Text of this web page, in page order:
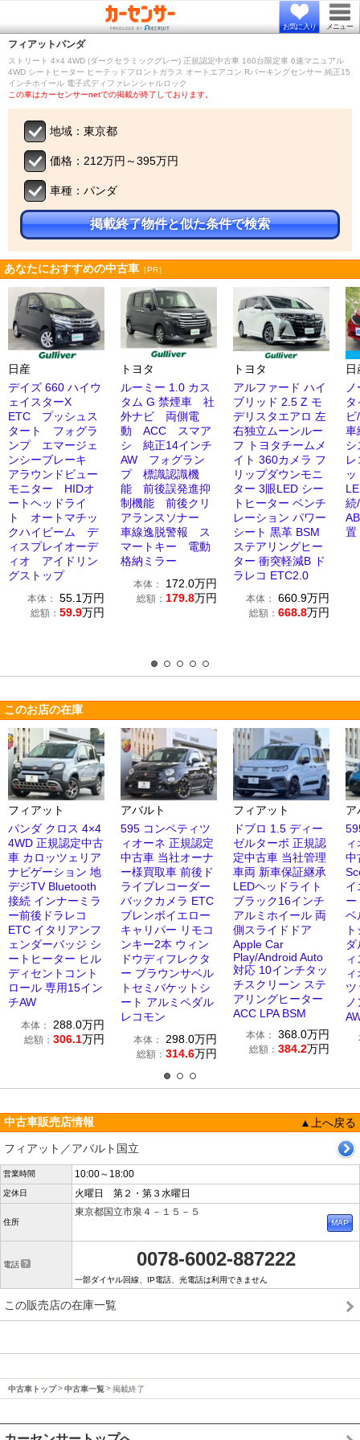
お気に入り メニュー
フィアットパンダ
ストリート 4×4 4WD (ダークセラミックグレー) 正規認定中古車 160台限定車 6速マニュアル
4WD シートヒーター ヒーテッドフロントガラス オートエアコン Rパーキングセンサー 純正15
インチホイール 電子式ディファレンシャルロック
この車はカーセンサーnetでの掲載が終了しております。
地域：東京都
価格：212万円～395万円
車種：パンダ
掲載終了物件と似た条件で検索
あなたにおすすめの中古車 ［PR］
日産
デイズ 660 ハイウ
ェイスターX
ETC プッシュス
タート フォグラ
ンプ エマージェ
ンシーブレーキ
アラウンドビュー
モニター HIDオ
ートヘッドライ
ト オートマチッ
クハイビーム デ
ィスプレイオーデ
ィオ アイドリン
グストップ
本体： 55.1万円
総額： 59.9万円
トヨタ
ルーミー 1.0 カス
タム G 禁煙車 社
外ナビ 両側電
動 ACC スマア
シ 純正14インチ
AW フォグラン
プ 標識認識機
能 前後誤発進抑
制機能 前後クリ
アランスソナー
車線逸脱警報 ス
マートキー 電動
格納ミラー
本体： 172.0万円
総額： 179.8万円
トヨタ
アルファード ハイ
ブリッド 2.5 Z モ
デリスタエアロ 左
右独立ムーンルー
フ トヨタチームメ
イト 360カメラ フ
リップダウンモニ
ター 3眼LED シー
トヒーター ベンチ
レーション パワー
シート 黒革 BSM
ステアリングヒー
ター 衝突軽減B ド
ラレコ ETC2.0
本体： 660.9万円
総額： 668.8万円
日
車
シ
続
置
このお店の在庫
フィアット
パンダ クロス 4×4
4WD 正規認定中古
車 カロッツェリア
ナビゲーション 地
デジTV Bluetooth
接続 インナーミラ
ー前後ドラレコ
ETC イタリアンフ
ェンダーバッジ シ
ートヒーター ヒル
ディセントコント
ロール 専用15イン
チAW
本体： 288.0万円
総額： 306.1万円
アバルト
595 コンペティツ
ィオーネ 正規認定
中古車 当社オーナ
ー様買取車 前後ド
ライブレコーダー
バックカメラ ETC
ブレンボイエロー
キャリパー リモコ
ンキー2本 ウィン
ドウディフレクタ
ー ブラウンサベル
トセミバケットシ
ート アルミペダル
レコモン
本体： 298.0万円
総額： 314.6万円
フィアット
ドブロ 1.5 ディー
ゼルターボ 正規認
定中古車 当社管理
車両 新車保証継承
LEDヘッドライト
ブラック16インチ
アルミホイール 両
側スライドドア
Apple Car
Play/Android Auto
対応 10インチタッ
チスクリーン ステ
アリングヒーター
ACC LPA BSM
本体： 368.0万円
総額： 384.2万円
ア
中
イ
ー
ベ
ツ
中古車販売店情報
▲上へ戻る
フィアット／アバルト国立
営業時間 10:00～18:00
定休日 火曜日 第２・第３水曜日
住所
東京都国立市泉４－１５－５
電話 0078-6002-887222
一部ダイヤル回線、IP電話、光電話は利用できません
この販売店の在庫一覧
中古車トップ 中古車一覧 掲載終了